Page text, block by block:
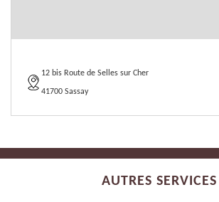
12 bis Route de Selles sur Cher
41700 Sassay
AUTRES SERVICES